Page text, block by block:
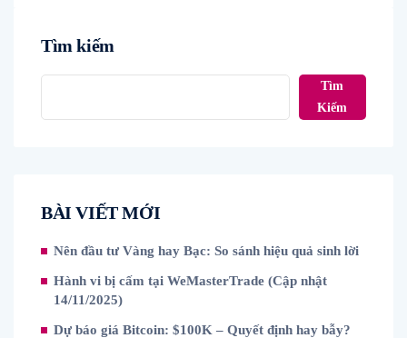
Tìm kiếm
Tìm
Kiếm
BÀI VIẾT MỚI
Nên đầu tư Vàng hay Bạc: So sánh hiệu quả sinh lời
Hành vi bị cấm tại WeMasterTrade (Cập nhật
14/11/2025)
Dự báo giá Bitcoin: $100K – Quyết định hay bẫy?